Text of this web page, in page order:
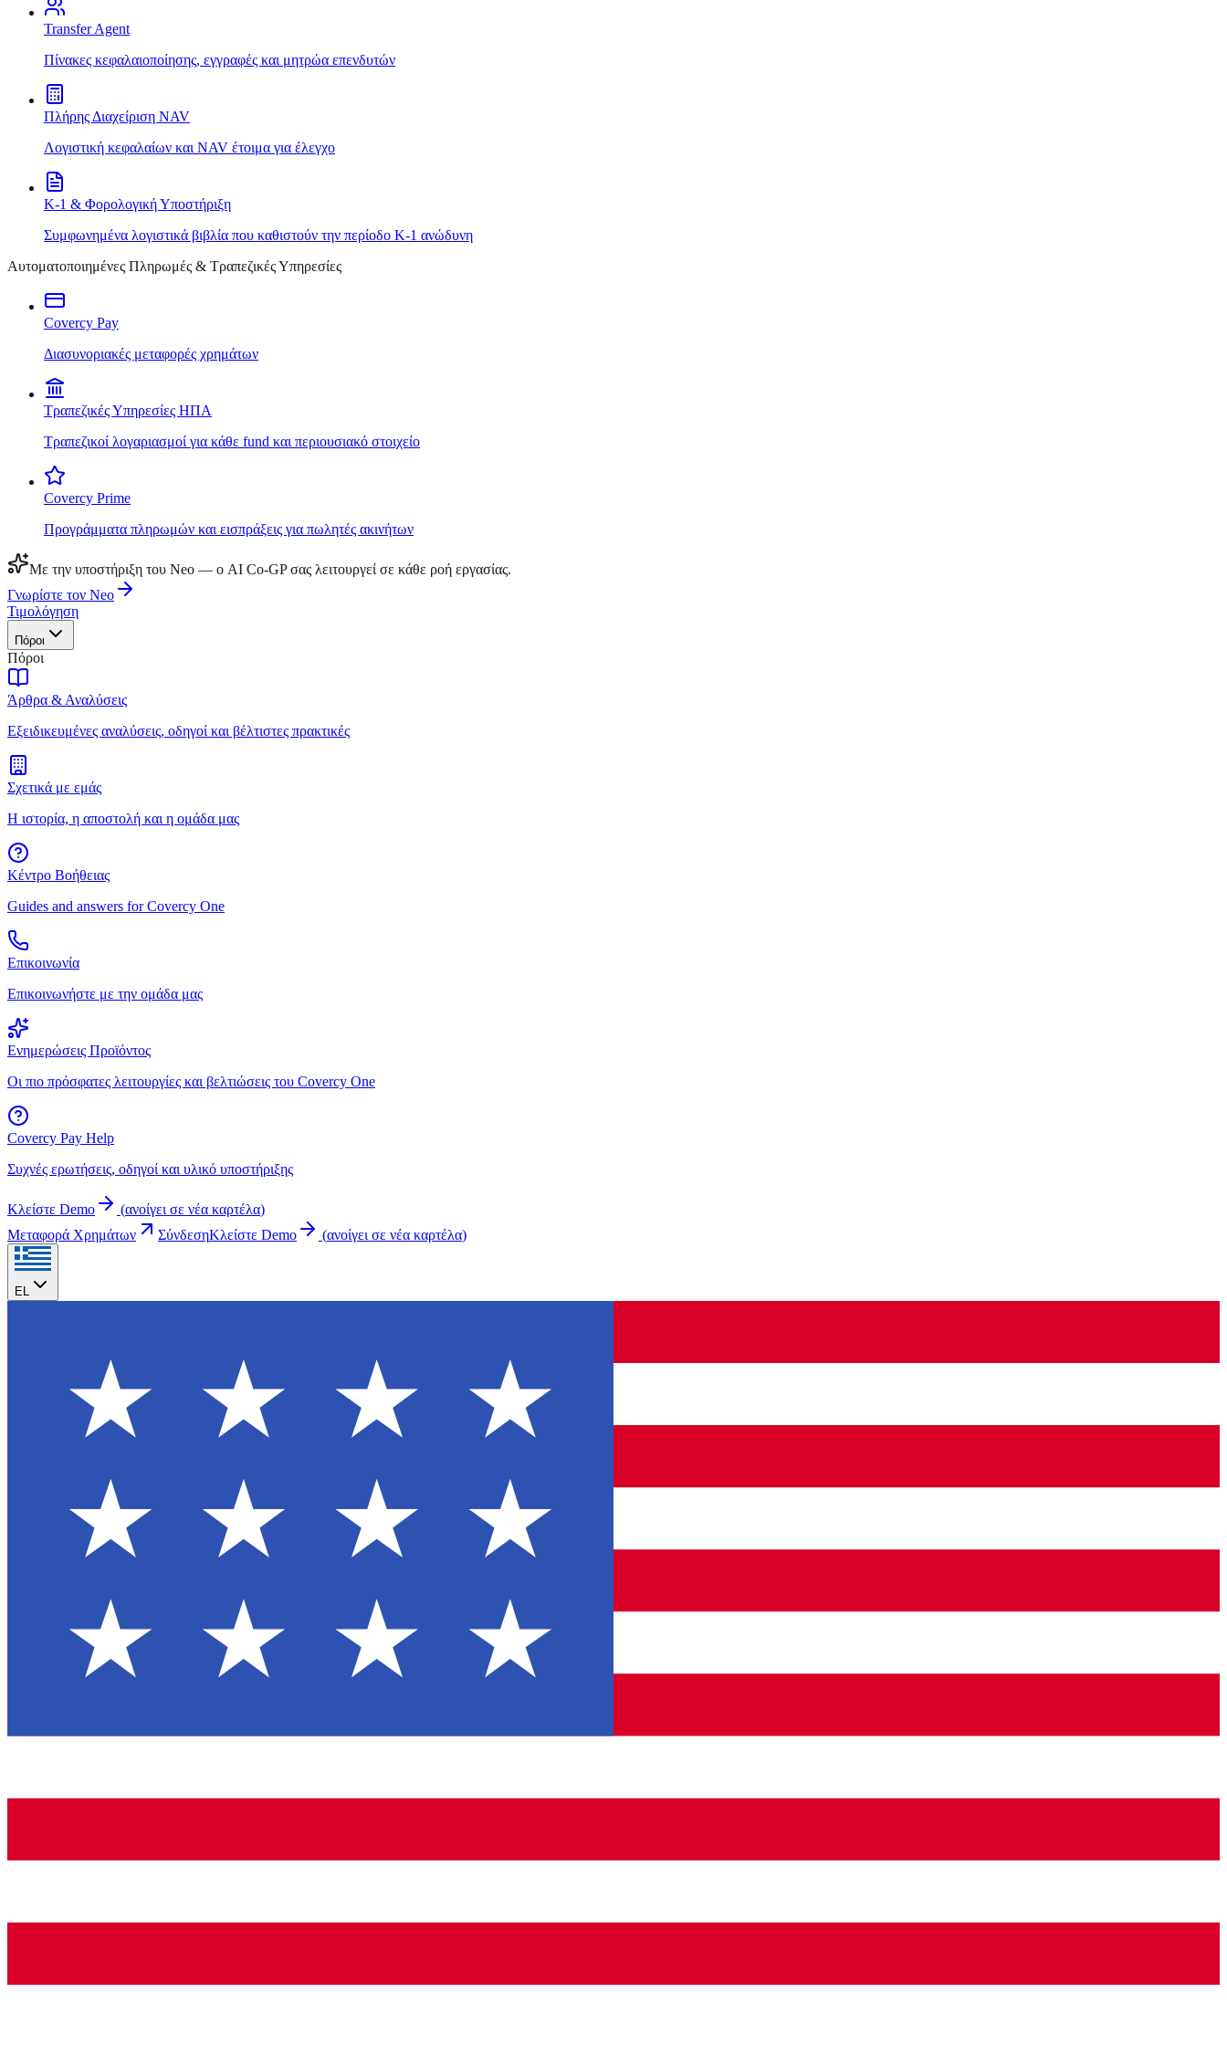
Transfer Agent
Πίνακες κεφαλαιοποίησης, εγγραφές και μητρώα επενδυτών
Πλήρης Διαχείριση NAV
Λογιστική κεφαλαίων και NAV έτοιμα για έλεγχο
K-1 & Φορολογική Υποστήριξη
Συμφωνημένα λογιστικά βιβλία που καθιστούν την περίοδο K-1 ανώδυνη
Αυτοματοποιημένες Πληρωμές & Τραπεζικές Υπηρεσίες
Covercy Pay
Διασυνοριακές μεταφορές χρημάτων
Τραπεζικές Υπηρεσίες ΗΠΑ
Τραπεζικοί λογαριασμοί για κάθε fund και περιουσιακό στοιχείο
Covercy Prime
Προγράμματα πληρωμών και εισπράξεις για πωλητές ακινήτων
Με την υποστήριξη του Neo — ο AI Co-GP σας λειτουργεί σε κάθε ροή εργασίας.
Γνωρίστε τον Neo
Τιμολόγηση
Πόροι
Πόροι
Άρθρα & Αναλύσεις
Εξειδικευμένες αναλύσεις, οδηγοί και βέλτιστες πρακτικές
Σχετικά με εμάς
Η ιστορία, η αποστολή και η ομάδα μας
Κέντρο Βοήθειας
Guides and answers for Covercy One
Επικοινωνία
Επικοινωνήστε με την ομάδα μας
Ενημερώσεις Προϊόντος
Οι πιο πρόσφατες λειτουργίες και βελτιώσεις του Covercy One
Covercy Pay Help
Συχνές ερωτήσεις, οδηγοί και υλικό υποστήριξης
Κλείστε Demo (ανοίγει σε νέα καρτέλα)
Μεταφορά Χρημάτων
ΣύνδεσηΚλείστε Demo (ανοίγει σε νέα καρτέλα)
EL